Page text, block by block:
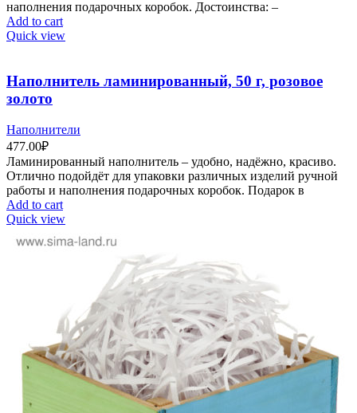
наполнения подарочных коробок. Достоинства: –
Add to cart
Quick view
Наполнитель ламинированный, 50 г, розовое
золото
Наполнители
477.00₽
Ламинированный наполнитель – удобно, надёжно, красиво.
Отлично подойдёт для упаковки различных изделий ручной
работы и наполнения подарочных коробок. Подарок в
Add to cart
Quick view